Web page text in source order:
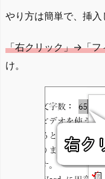
やり方は簡単で、挿入
「右クリック」→「フ
け。